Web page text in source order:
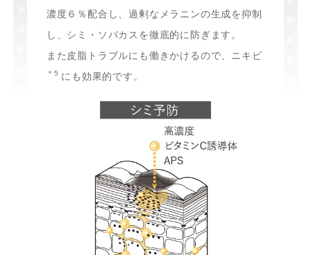
濃度６％配合し、過剰なメラニンの生成を抑制
し、シミ・ソバカスを徹底的に防ぎます。
また皮脂トラブルにも働きかけるので、ニキビ
＊5 にも効果的です。